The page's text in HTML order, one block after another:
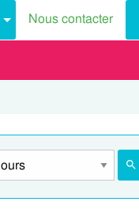
Nous contacter